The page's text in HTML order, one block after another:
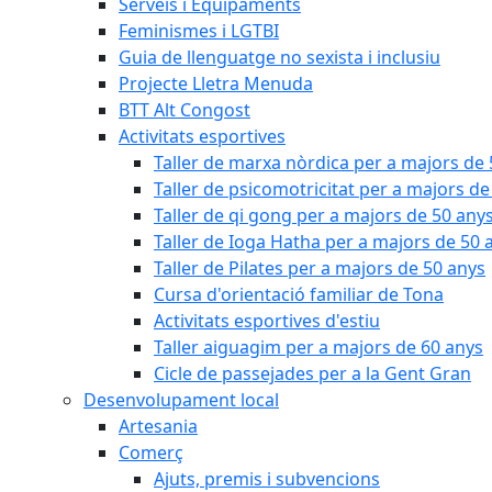
Feminismes i LGTBI
Guia de llenguatge no sexista i inclusiu
Projecte Lletra Menuda
BTT Alt Congost
Activitats esportives
Taller de marxa nòrdica per a majors de
Taller de psicomotricitat per a majors de
Taller de qi gong per a majors de 50 anys
Taller de Ioga Hatha per a majors de 50
Taller de Pilates per a majors de 50 anys
Cursa d'orientació familiar de Tona
Activitats esportives d'estiu
Taller aiguagim per a majors de 60 anys
Cicle de passejades per a la Gent Gran
Desenvolupament local
Artesania
Comerç
Ajuts, premis i subvencions